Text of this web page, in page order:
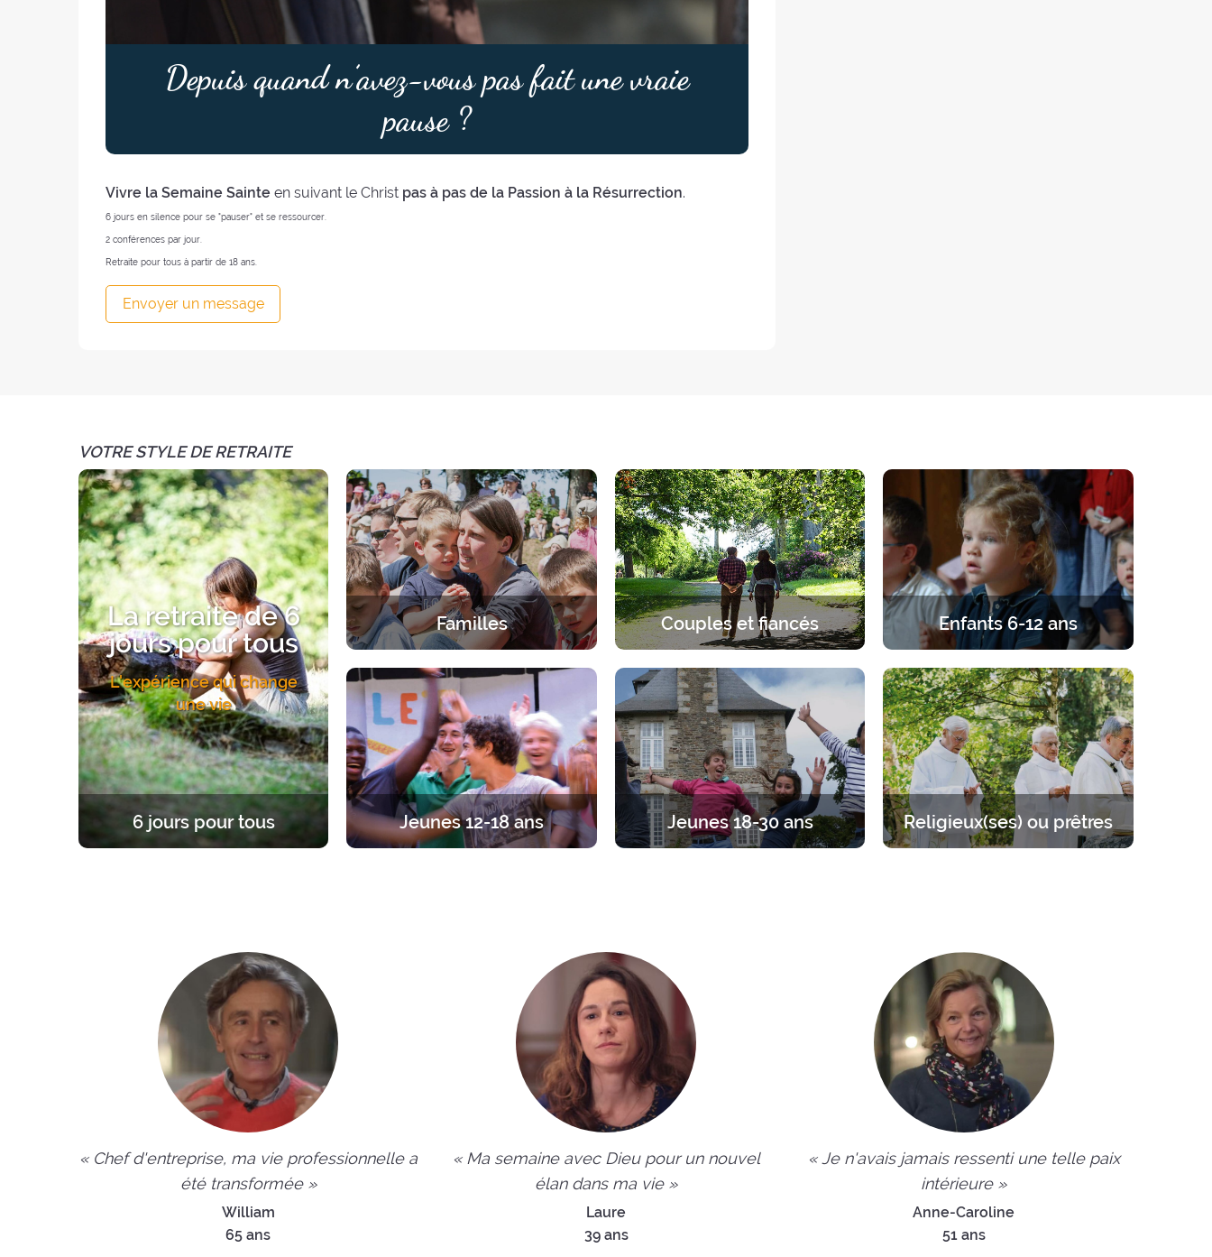
Depuis quand n’avez-vous pas fait une vraie
pause ?
Vivre la Semaine Sainte en suivant le Christ pas à pas de la Passion à la Résurrection.
6 jours en silence pour se "pauser" et se ressourcer.
2 conférences par jour.
Retraite pour tous à partir de 18 ans.
Envoyer un message
VOTRE STYLE DE RETRAITE
6 jours pour tous
La retraite de 6
jours pour tous
L'expérience qui change
une vie
Familles
Un accueil spécifique à chaque âge,
parents et enfants.
Couples et fiancés
Dieu. 2 jours pour s’arrêter en couple,
discerner, dialoguer, prier.
Enfants 6-12 ans
ans. Un programme équilibré entre
prière, enseignements, jeux et
activités.
Jeunes 12-18 ans Jeunes 18-30 ans Religieux(ses) ou prêtres
« Chef d'entreprise, ma vie professionnelle a
été transformée »
William
65 ans
« Ma semaine avec Dieu pour un nouvel
élan dans ma vie »
Laure
39 ans
« Je n'avais jamais ressenti une telle paix
intérieure »
Anne-Caroline
51 ans